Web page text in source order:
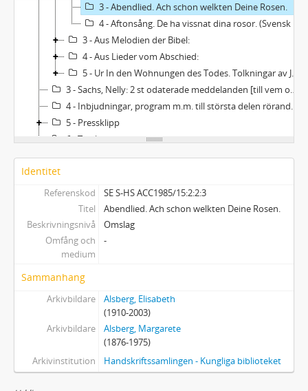
3 - Abendlied. Ach schon welkten Deine Rosen.
4 - Aftonsång. De ha vissnat dina rosor. (Svensk tolkning av Johannes Edfelt).
3 - Aus Melodien der Bibel:
4 - Aus Lieder vom Abschied:
5 - Ur In den Wohnungen des Todes. Tolkningar av Johannes Edfelt. 3 blad, maskinskrift (genomslagskopia).
3 - Sachs, Nelly: 2 st odaterade meddelanden [till vem oklart]. Anteckningar på kuvert och lös lapp.
4 - Inbjudningar, program m.m. till största delen rörande Nelly Sachs.
5 - Pressklipp
6 - Tryck
Identitet
Referenskod
SE S-HS ACC1985/15:2:2:3
Titel
Abendlied. Ach schon welkten Deine Rosen.
Beskrivningsnivå
Omslag
Omfång och
medium
-
Sammanhang
Arkivbildare
Alsberg, Elisabeth
(1910-2003)
Arkivbildare
Alsberg, Margarete
(1876-1975)
Arkivinstitution
Handskriftssamlingen - Kungliga biblioteket